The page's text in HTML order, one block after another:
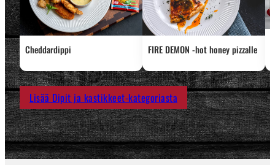
Cheddardippi FIRE DEMON -hot honey pizzalle
Lisää Dipit ja kastikkeet-kategoriasta